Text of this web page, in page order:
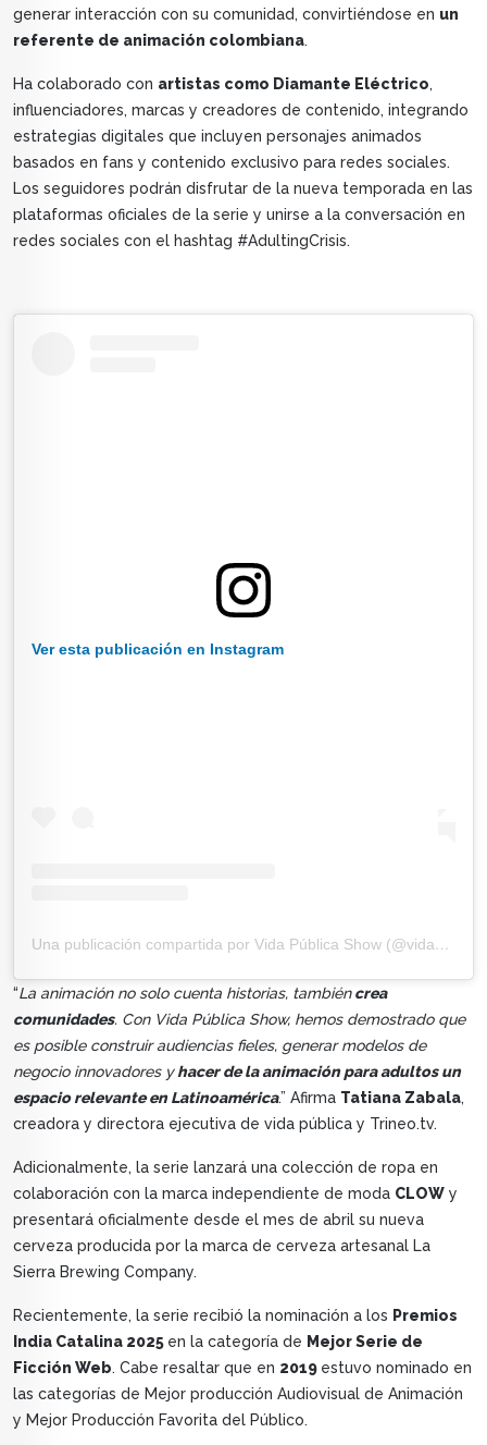
generar interacción con su comunidad, convirtiéndose en un
referente de animación colombiana.
Ha colaborado con artistas como Diamante Eléctrico,
influenciadores, marcas y creadores de contenido, integrando
estrategias digitales que incluyen personajes animados
basados en fans y contenido exclusivo para redes sociales.
Los seguidores podrán disfrutar de la nueva temporada en las
plataformas oficiales de la serie y unirse a la conversación en
redes sociales con el hashtag #AdultingCrisis.
Ver esta publicación en Instagram
Una publicación compartida por Vida Pública Show (@vidapublicashow)
“La animación no solo cuenta historias, tambiéncrea
comunidades. Con Vida Pública Show, hemos demostrado que
es posible construir audiencias fieles, generar modelos de
negocio innovadores yhacer de la animación para adultos un
espacio relevante en Latinoamérica.” Afirma Tatiana Zabala,
creadora y directora ejecutiva de vida pública y Trineo.tv.
Adicionalmente, la serie lanzará una colección de ropa en
colaboración con la marca independiente de moda CLOW y
presentará oficialmente desde el mes de abril su nueva
cerveza producida por la marca de cerveza artesanal La
Sierra Brewing Company.
Recientemente, la serie recibió la nominación a los Premios
India Catalina 2025 en la categoría de Mejor Serie de
Ficción Web. Cabe resaltar que en 2019 estuvo nominado en
las categorías de Mejor producción Audiovisual de Animación
y Mejor Producción Favorita del Público.